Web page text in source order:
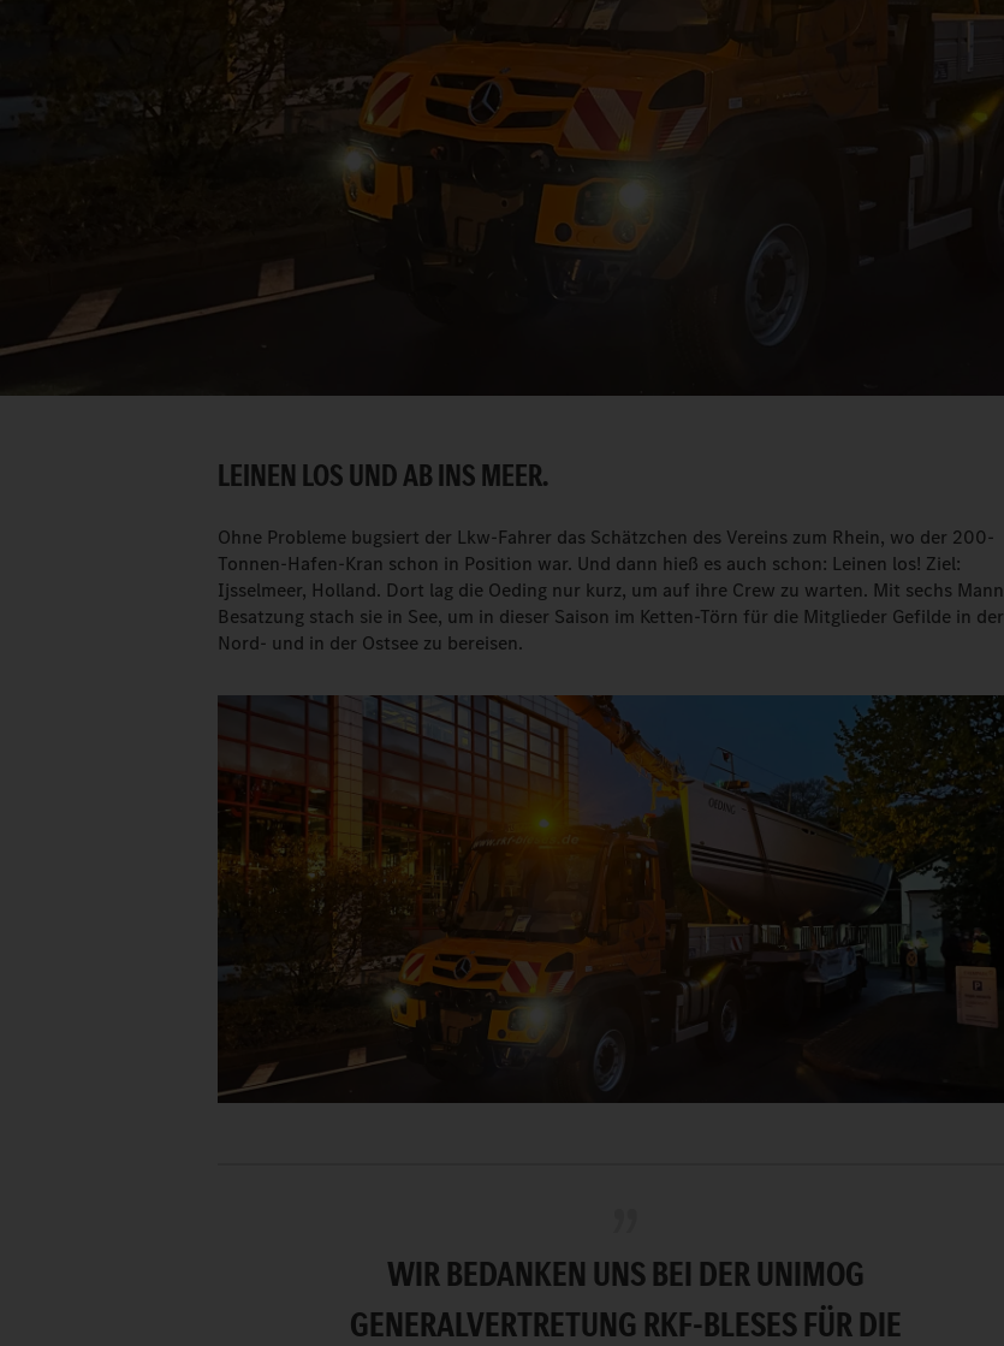
LEINEN LOS UND AB INS MEER.
Ohne Probleme bugsiert der Lkw-Fahrer das Schätzchen des Vereins zum Rhein, wo der 200-
Tonnen-Hafen-Kran schon in Position war. Und dann hieß es auch schon: Leinen los! Ziel:
Ijsselmeer, Holland. Dort lag die Oeding nur kurz, um auf ihre Crew zu warten. Mit sechs Mann
Besatzung stach sie in See, um in dieser Saison im Ketten-Törn für die Mitglieder Gefilde in der
Nord- und in der Ostsee zu bereisen.
WIR BEDANKEN UNS BEI DER UNIMOG
GENERALVERTRETUNG RKF-BLESES FÜR DIE